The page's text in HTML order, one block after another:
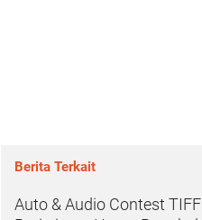
Berita Terkait
Auto & Audio Contest